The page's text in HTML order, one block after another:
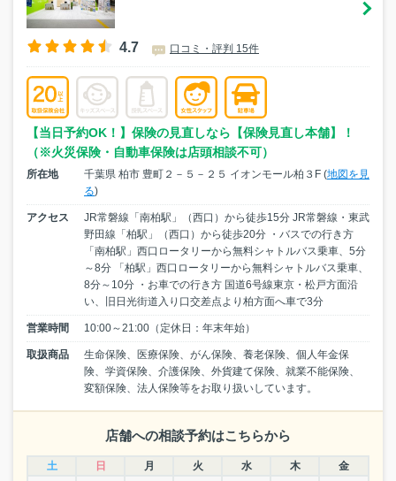
4.7 口コミ・評判 15件
【当日予約OK！】保険の見直しなら【保険見直し本舗】！
（※火災保険・自動車保険は店頭相談不可）
所在地 千葉県 柏市 豊町２－５－２５ イオンモール柏３F (地図を見
る)
アクセス
JR常磐線「南柏駅」（西口）から徒歩15分 JR常磐線・東武
野田線「柏駅」（西口）から徒歩20分 ・バスでの行き方
「南柏駅」西口ロータリーから無料シャトルバス乗車、5分
～8分 「柏駅」西口ロータリーから無料シャトルバス乗車、
8分～10分 ・お車での行き方 国道6号線東京・松戸方面沿
い、旧日光街道入り口交差点より柏方面へ車で3分
営業時間 10:00～21:00（定休日：年末年始）
取扱商品
生命保険、医療保険、がん保険、養老保険、個人年金保
険、学資保険、介護保険、外貨建て保険、就業不能保険、
変額保険、法人保険等をお取り扱いしています。
店舗への相談予約はこちらから
土 日 月 火 水 木
金